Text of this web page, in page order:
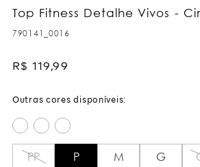
Top Fitness Detalhe Vivos -
790141_0016
R$ 119,99
PP P M G